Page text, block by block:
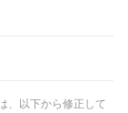
、以下から修正して